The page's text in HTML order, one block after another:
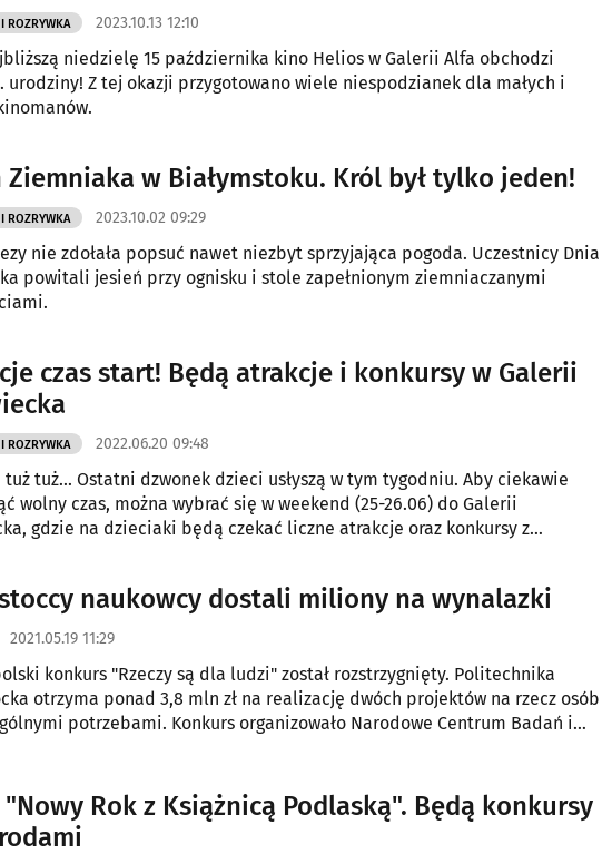
ROZRYWKA 2023.10.13 12:10
niedzielę 15 października kino Helios w Galerii Alfa obchodzi
urodziny! Z tej okazji przygotowano wiele niespodzianek dla małych i
Ziemniaka w Białymstoku. Król był tylko jeden!
ROZRYWKA 2023.10.02 09:29
nie zdołała popsuć nawet niezbyt sprzyjająca pogoda. Uczestnicy Dnia
powitali jesień przy ognisku i stole zapełnionym ziemniaczanymi
czas start! Będą atrakcje i konkursy w Galerii
ROZRYWKA 2022.06.20 09:48
tuż tuż... Ostatni dzwonek dzieci usłyszą w tym tygodniu. Aby ciekawie
wolny czas, można wybrać się w weekend (25-26.06) do Galerii
gdzie na dzieciaki będą czekać liczne atrakcje oraz konkursy z
naukowcy dostali miliony na wynalazki
2021.05.19 11:29
konkurs "Rzeczy są dla ludzi" został rozstrzygnięty. Politechnika
otrzyma ponad 3,8 mln zł na realizację dwóch projektów na rzecz osób
potrzebami. Konkurs organizowało Narodowe Centrum Badań i
Rok z Książnicą Podlaską". Będą konkursy